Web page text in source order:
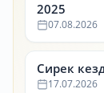
2025
07.08.2026
Сирек
17.07.2026